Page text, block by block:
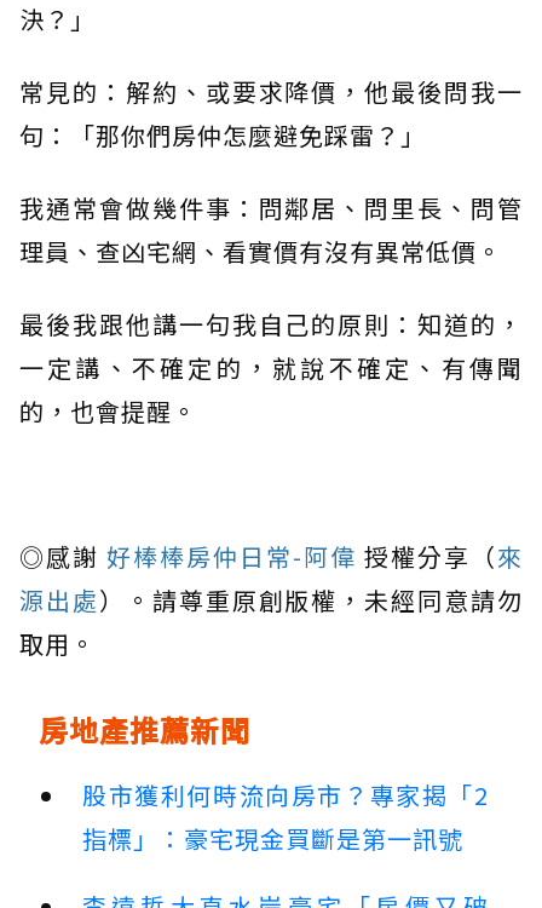
決？」
常見的：解約、或要求降價，他最後問我一
句：「那你們房仲怎麼避免踩雷？」
我通常會做幾件事：問鄰居、問里長、問管
理員、查凶宅網、看實價有沒有異常低價。
最後我跟他講一句我自己的原則：知道的，
一定講、不確定的，就說不確定、有傳聞
的，也會提醒。
◎感謝 好棒棒房仲日常-阿偉 授權分享（來
源出處）。請尊重原創版權，未經同意請勿
取用。
房地產推薦新聞
股市獲利何時流向房市？專家揭「2
指標」：豪宅現金買斷是第一訊號